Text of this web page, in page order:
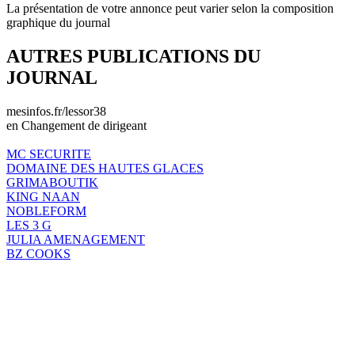
La présentation de votre annonce peut varier selon la composition
graphique du journal
AUTRES PUBLICATIONS DU
JOURNAL
mesinfos.fr/lessor38
en Changement de dirigeant
MC SECURITE
DOMAINE DES HAUTES GLACES
GRIMABOUTIK
KING NAAN
NOBLEFORM
LES 3 G
JULIA AMENAGEMENT
BZ COOKS